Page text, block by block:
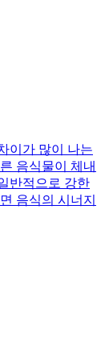
이가 많이 나는
음식물이 체내
반적으로 강한
음식의 시너지